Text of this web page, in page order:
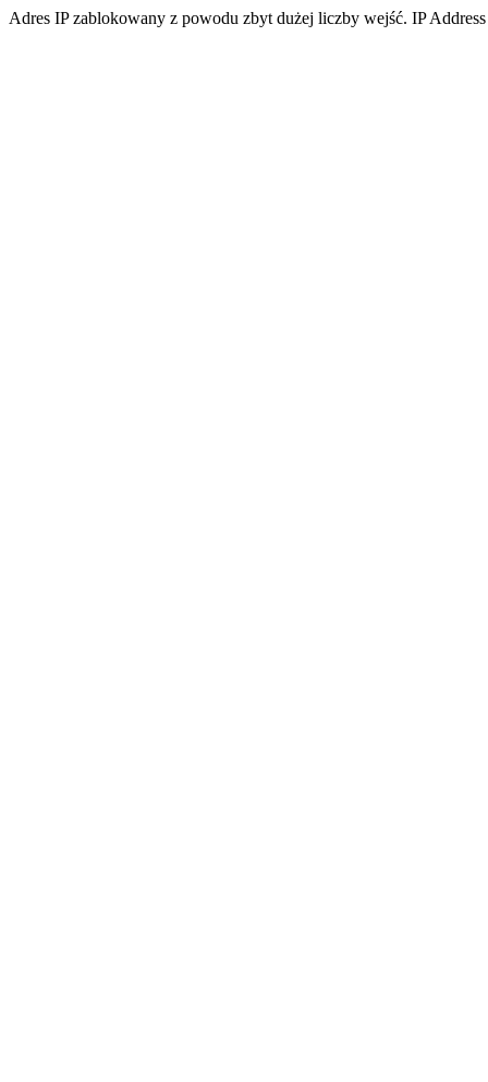
Adres IP zablokowany z powodu zbyt dużej liczby wejść. IP